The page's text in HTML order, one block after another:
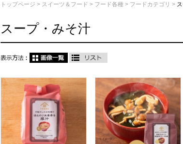
トップページ スイーツ＆フード フード各種 フードカテゴリ
スープ・みそ汁